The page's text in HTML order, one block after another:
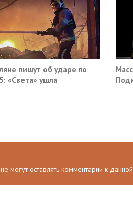
пишут об ударе по
«Света» ушла
могут оставлять комментарии к